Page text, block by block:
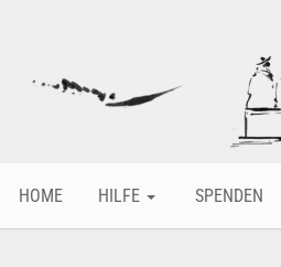
HOME HILFE SPENDEN